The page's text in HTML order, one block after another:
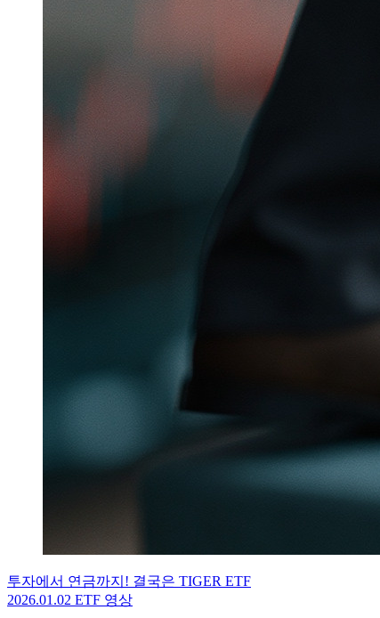
투자에서 연금까지! 결국은 TIGER ETF
2026.01.02 ETF 영상